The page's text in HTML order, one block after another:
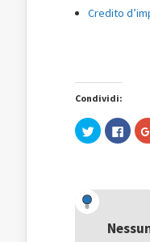
Credito
Condividi:
Fai
clic
(Si
apre
una
nuova
Fai
clic